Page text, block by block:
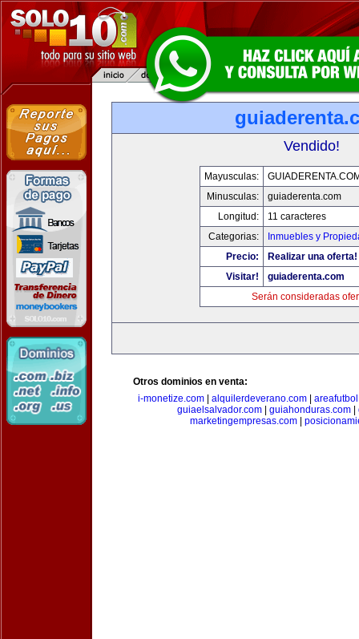
Vendido!
Mayusculas:
Minusculas:
guiaderenta.com
Longitud:
11 caracteres
Categorias:
Inmuebles y
Precio:
Realizar una oferta!
Visitar!
guiaderenta.com
Serán consideradas
Otros dominios en venta:
i-monetize.com
alquilerdeverano.com
guiaelsalvador.com| guiahonduras.com|
marketingempresas.com